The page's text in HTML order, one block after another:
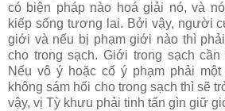
có biện pháp nào hoá giải nó, và
kiếp sống tương lai. Bởi vậy, người
giới và nếu bị phạm giới nào thì
cho trong sạch. Giới trong sạch
Nếu vô ý hoặc cố ý phạm phải
không sám hối cho trong sạch thì sẽ
vậy, vị Tỳ khưu phải tinh tấn gìn giữ